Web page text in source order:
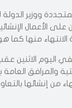
المتجددة ووزير
على الأعمال
الانتهاء منها
الاثنين عقب
والمرافق
من إنشائها